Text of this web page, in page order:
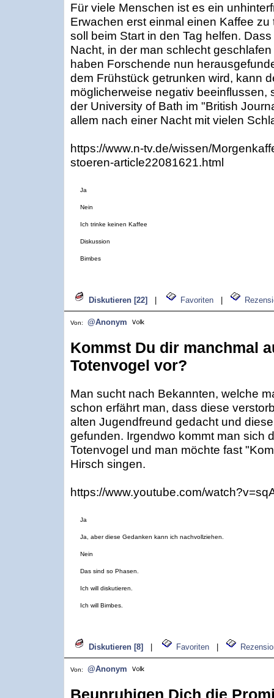
Für viele Menschen ist es ein
Erwachen erst einmal einen Kaffee
soll beim Start in den Tag helfen.
Nacht, in der man schlecht
haben Forschende nun
dem Frühstück getrunken wird, kann
möglicherweise negativ beeinflussen,
der University of Bath im "British
allem nach einer Nacht mit vielen
https://www.n-tv.de/wissen/
stoeren-article22081621.html
Ja
Nein
Ich trinke keinen Kaffee
Diskussion
Bimbes
Diskutieren [22] Favoriten
Von: @Anonym
Kommst Du dir manchmal
Totenvogel vor?
Man sucht nach Bekannten, welche
schon erfährt man, dass diese
alten Jugendfreund gedacht und
gefunden. Irgendwo kommt man sich
Totenvogel und man möchte fast
Hirsch singen.
https://www.youtube.com/
Ja
Ja, aber diese Gedanken kann ich nachvollziehen.
Nein
Das sind so Phasen.
Ich will diskutieren.
Ich will Bimbes.
Diskutieren [8] Favoriten
Von: @Anonym
Beunruhigen Dich die